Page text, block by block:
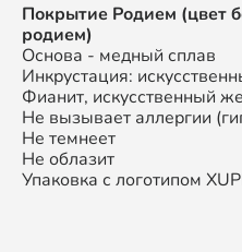
Покрытие Родием (цвет
родием)
Основа - медный сплав
Инкрустация:
Фианит, искусственный
Не вызывает аллергии
Не темнеет
Не облазит
Упаковка с логотипом